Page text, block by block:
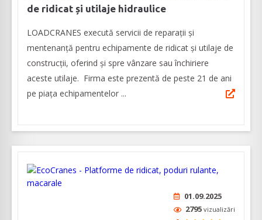
de ridicat și utilaje hidraulice
LOADCRANES execută servicii de reparații și
mentenanță pentru echipamente de ridicat și utilaje de
construcții, oferind și spre vânzare sau închiriere
aceste utilaje. Firma este prezentă de peste 21 de ani
pe piața echipamentelor ...
01.09.2025
2795 vizualizări